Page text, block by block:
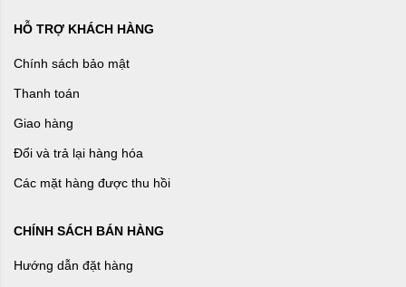
HỖ TRỢ KHÁCH HÀNG
Chính sách bảo mật
Thanh toán
Giao hàng
Đổi và trả lại hàng hóa
Các mặt hàng được thu hồi
CHÍNH SÁCH BÁN HÀNG
Hướng dẫn đặt hàng